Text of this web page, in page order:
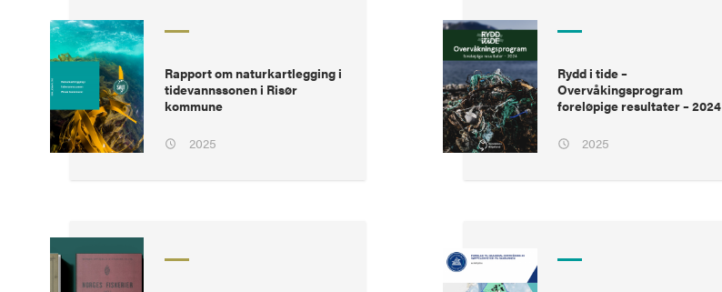
Rapport om naturkartlegging i
tidevannssonen i Risør
kommune
2025
Rydd i tide –
Overvåkingsprogram
foreløpige resultater – 2024
2025